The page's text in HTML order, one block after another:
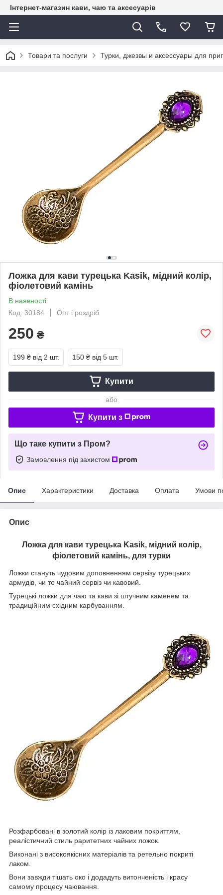
Інтернет-магазин кави, чаю та аксесуарів
Товари та послуги Турки, джезвы и аксессуары для
Ложка для кави турецька Kasik, мідний колір,
фіолетовий камінь
В наявності
Код: 30184
Опт і роздріб
250 ₴
199 ₴ від 2 шт. 150 ₴ від 5 шт.
Купити
або
Купити з
Що таке купити з Пром?
Замовлення під захистом
Опис Характеристики Доставка Оплата Умови
Опис
Ложка для кави турецька Kasik, мідний колір,
фіолетовий камінь, для турки
Ложки стануть чудовим доповненням сервізу турецьких
армудів, чи то чайний сервіз чи кавовий.
Турецькі ложки для чаю та кави зі штучним каменем та
традиційним східним карбуванням.
Розфарбовані в золотий колір із лаковим покриттям,
реалістичний стиль раритетних чайних ложок.
Виконані з високоякісних матеріалів та ретельно покриті
лаком.
Вони завжди тішать око і додадуть витонченість і красу
самому процесу чаювання.